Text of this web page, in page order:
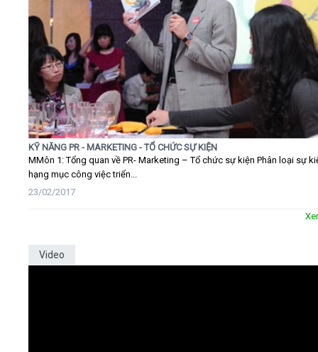
KỸ NĂNG PR - MARKETING - TỔ CHỨC SỰ KIỆN
MMôn 1: Tổng quan về PR- Marketing – Tổ chức sự kiện Phân loại sự
hạng mục công việc triển...
23/02/2017
Video